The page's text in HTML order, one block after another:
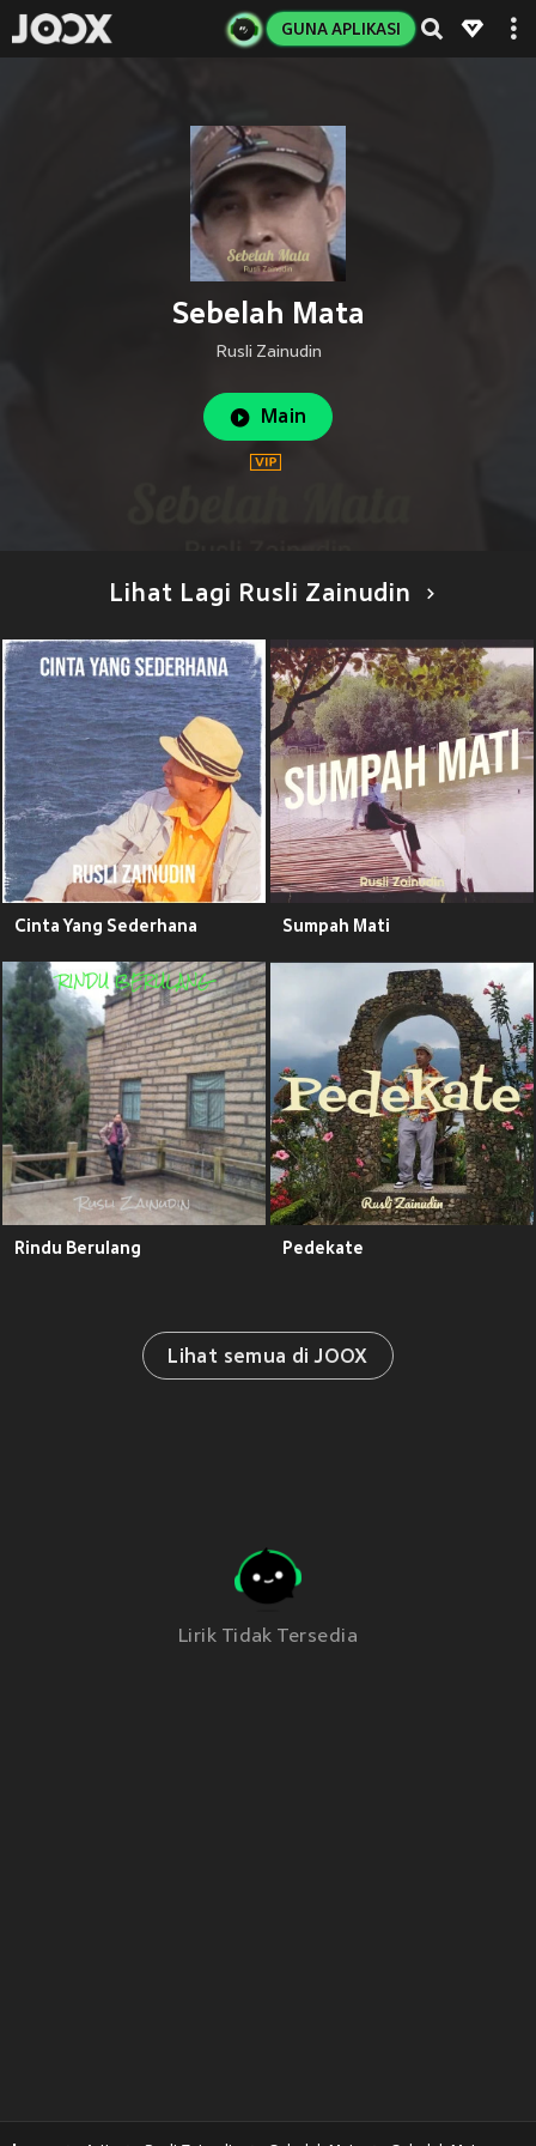
GUNA APLIKASI
Sebelah Mata
Rusli Zainudin
Main
Lihat Lagi Rusli Zainudin
Cinta Yang Sederhana Sumpah Mati
Rindu Berulang Pedekate
Lihat semua di JOOX
Lirik Tidak Tersedia